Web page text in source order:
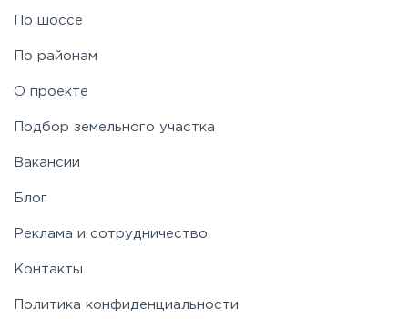
По шоссе
По районам
О проекте
Подбор земельного участка
Вакансии
Блог
Реклама и сотрудничество
Контакты
Политика конфиденциальности